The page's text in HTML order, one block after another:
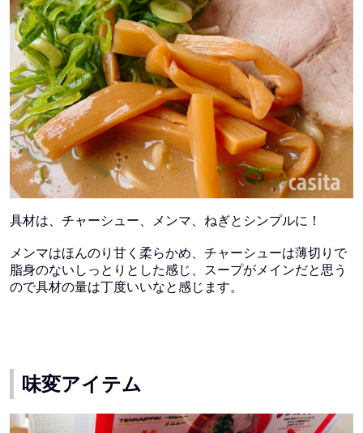
具材は、チャーシュー、メンマ、ねぎとシンプルに！
メンマはほんのり甘く柔らかめ、チャーシューは薄切りで
脂身のないしっとりとした感じ、
スープがメインだと思う
ので具材の量は丁度いいなと感じます。
味変アイテム